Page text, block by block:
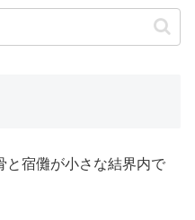
と宿儺が小さな結界内で